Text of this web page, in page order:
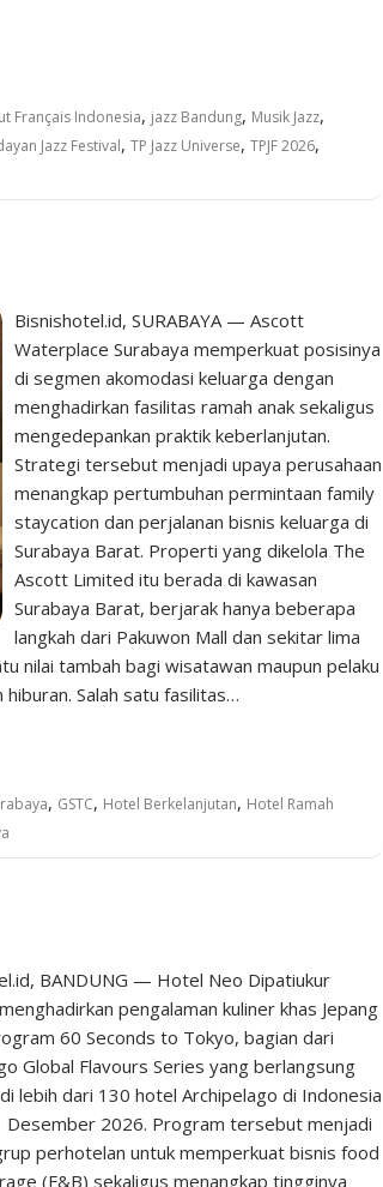
Français Indonesia, jazz Bandung, Musik Jazz,
Jazz Festival, TP Jazz Universe, TPJF 2026,
Bisnishotel.id, SURABAYA — Ascott
Waterplace Surabaya memperkuat posisinya
di segmen akomodasi keluarga dengan
menghadirkan fasilitas ramah anak sekaligus
mengedepankan praktik keberlanjutan.
Strategi tersebut menjadi upaya perusahaan
menangkap pertumbuhan permintaan family
staycation dan perjalanan bisnis keluarga di
Surabaya Barat. Properti yang dikelola The
Ascott Limited itu berada di kawasan
Surabaya Barat, berjarak hanya beberapa
langkah dari Pakuwon Mall dan sekitar lima
nilai tambah bagi wisatawan maupun pelaku
Salah satu fasilitas…
, GSTC, Hotel Berkelanjutan, Hotel Ramah
BANDUNG — Hotel Neo Dipatiukur
pengalaman kuliner khas Jepang
60 Seconds to Tokyo, bagian dari
Global Flavours Series yang berlangsung
lebih dari 130 hotel Archipelago di Indonesia
Desember 2026. Program tersebut menjadi
perhotelan untuk memperkuat bisnis food
(F&B) sekaligus menangkap tingginya